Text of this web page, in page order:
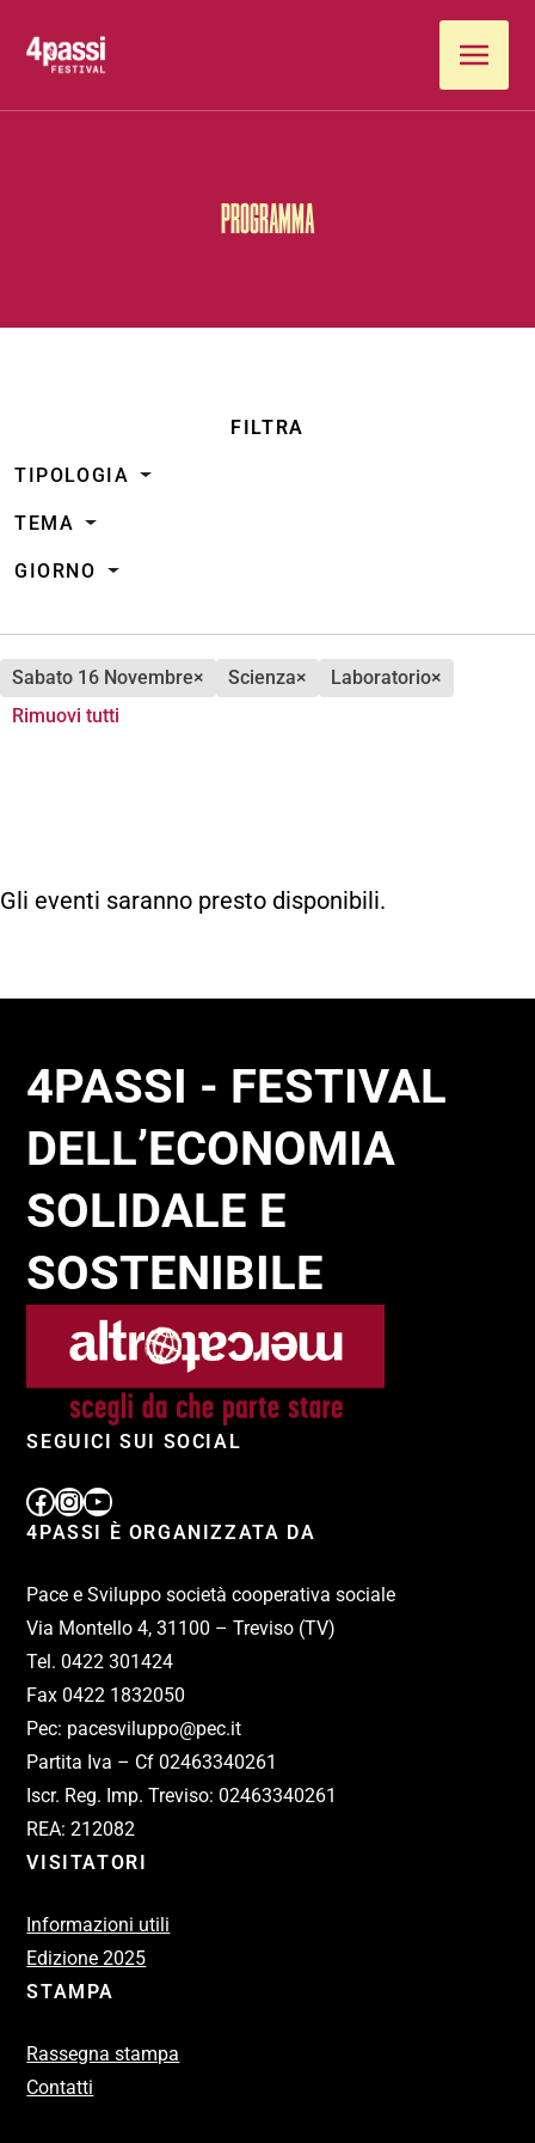
PROGRAMMA
FILTRA
TIPOLOGIA
TEMA
GIORNO
sabato 16 Novembre× scienza× laboratorio×
Rimuovi tutti
Gli eventi saranno presto disponibili.
4PASSI - FESTIVAL
DELL’ECONOMIA
SOLIDALE E
SOSTENIBILE
SEGUICI SUI SOCIAL
4PASSI È ORGANIZZATA DA
Pace e Sviluppo società cooperativa sociale
Via Montello 4, 31100 – Treviso (TV)
Tel. 0422 301424
Fax 0422 1832050
Pec: pacesviluppo@pec.it
Partita Iva – Cf 02463340261
Iscr. Reg. Imp. Treviso: 02463340261
REA: 212082
VISITATORI
Informazioni utili
Edizione 2025
STAMPA
Rassegna stampa
Contatti